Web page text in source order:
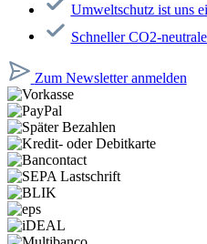
Umweltschutz ist uns
Schneller CO2-
Zum Newsletter anmelden